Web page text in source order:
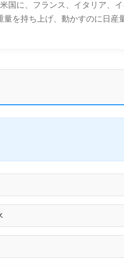
国に、フランス、イタリア、
を持ち上げ、動かすのに日産